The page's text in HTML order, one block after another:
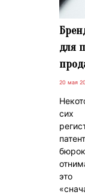
для
20 мая
сих
это